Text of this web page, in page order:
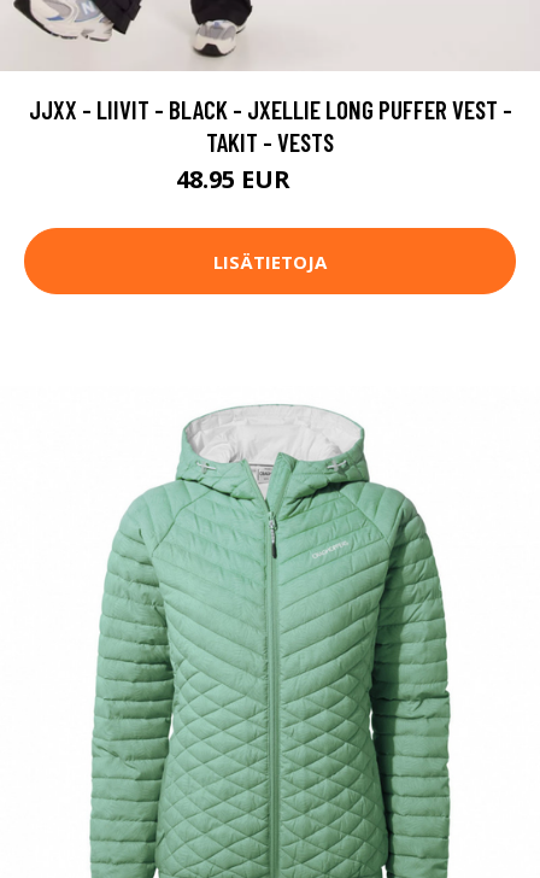
JJXX - LIIVIT - BLACK - JXELLIE LONG PUFFER VEST -
TAKIT - VESTS
48.95 EUR
LISÄTIETOJA